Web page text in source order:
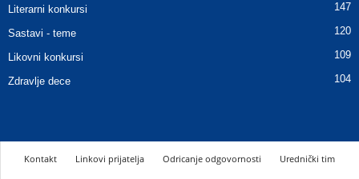
Literarni konkursi 147
Sastavi - teme 120
Likovni konkursi 109
Zdravlje dece 104
Kontakt Linkovi prijatelja Odricanje odgovornosti
Urednički tim